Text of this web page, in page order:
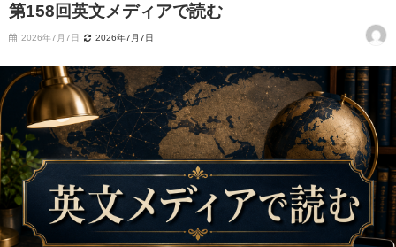
第158回英文メディアで読む
2026年7月7日 2026年7月7日